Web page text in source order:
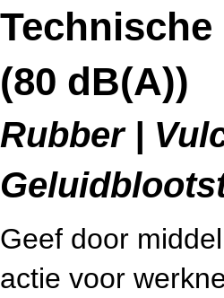
(80 dB(A))
Rubber |
Geef door
actie voor